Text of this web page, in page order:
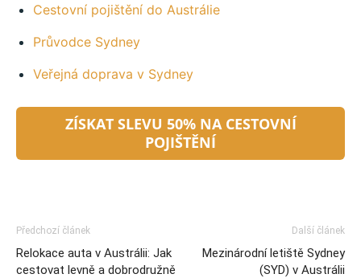
Cestovní pojištění do Austrálie
Průvodce Sydney
Veřejná doprava v Sydney
ZÍSKAT SLEVU 50% NA CESTOVNÍ
POJIŠTĚNÍ
Předchozí článek
Relokace auta v Austrálii: Jak
cestovat levně a dobrodružně
Další článek
Mezinárodní letiště Sydney
(SYD) v Austrálii